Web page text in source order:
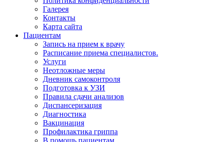
Галерея
Контакты
Карта сайта
Пациентам
Запись на прием к врачу
Расписание приема специалистов.
Услуги
Неотложные меры
Дневник самоконтроля
Подготовка к УЗИ
Правила сдачи анализов
Диспансеризация
Диагностика
Вакцинация
Профилактика гриппа
В помощь пациентам